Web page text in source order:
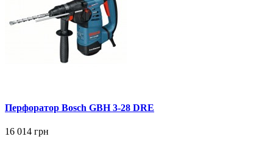
Перфоратор Bosch GBH 3-28 DRE
16 014 грн